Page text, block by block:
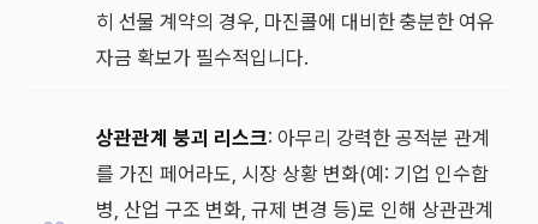
히 선물 계약의 경우, 마진콜에 대비한 충분한 여유
자금 확보가 필수적입니다.
상관관계 붕괴 리스크: 아무리 강력한 공적분 관계
를 가진 페어라도, 시장 상황 변화(예: 기업 인수합
병, 산업 구조 변화, 규제 변경 등)로 인해 상관관계